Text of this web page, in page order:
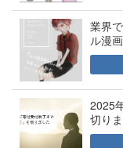
業界
ル漫画
2025
切り